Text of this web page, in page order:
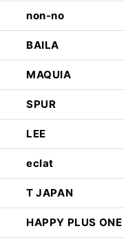
non-no
BAILA
MAQUIA
SPUR
LEE
eclat
T JAPAN
HAPPY PLUS ONE